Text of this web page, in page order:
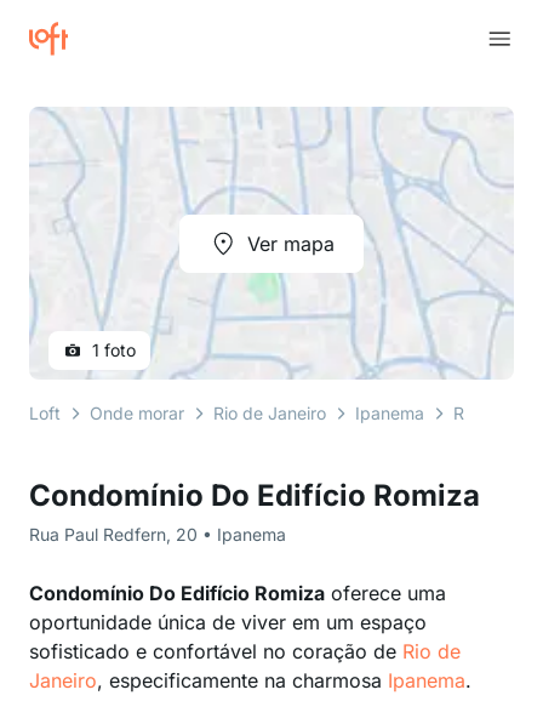
Condomínio Do Edifício Romiza
Rua Paul Redfern, 20 • Ipanema
Condomínio Do Edifício Romiza oferece uma
oportunidade única de viver em um espaço
sofisticado e confortável no coração de Rio de
Janeiro, especificamente na charmosa Ipanema.
Ver mapa
1 foto
Loft Onde morar Rio de Janeiro Ipanema Rua Paul